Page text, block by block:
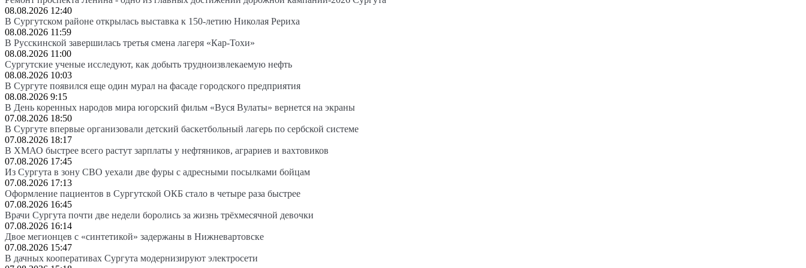
08.08.2026 12:40
В Сургутском районе открылась выставка к 150-летию Николая Рериха
08.08.2026 11:59
В Русскинской завершилась третья смена лагеря «Кар-Тохи»
08.08.2026 11:00
Сургутские ученые исследуют, как добыть трудноизвлекаемую нефть
08.08.2026 10:03
В Сургуте появился еще один мурал на фасаде городского предприятия
08.08.2026 9:15
В День коренных народов мира югорский фильм «Вуся Вулаты» вернется на экраны
07.08.2026 18:50
В Сургуте впервые организовали детский баскетбольный лагерь по сербской системе
07.08.2026 18:17
В ХМАО быстрее всего растут зарплаты у нефтяников, аграриев и вахтовиков
07.08.2026 17:45
Из Сургута в зону СВО уехали две фуры с адресными посылками бойцам
07.08.2026 17:13
Оформление пациентов в Сургутской ОКБ стало в четыре раза быстрее
07.08.2026 16:45
Врачи Сургута почти две недели боролись за жизнь трёхмесячной девочки
07.08.2026 16:14
Двое мегионцев с «синтетикой» задержаны в Нижневартовске
07.08.2026 15:47
В дачных кооперативах Сургута модернизируют электросети